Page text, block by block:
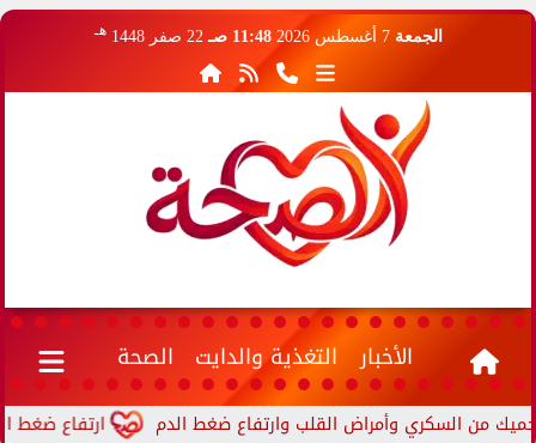
الجمعة 7 أغسطس 2026 11:48 صـ 22 صفر 1448 هـ
الأخبار التغذية والدايت الصحة
ارتفاع ضغط الدم